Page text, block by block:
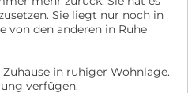
Sie liegt nur noch in
von den anderen in Ruhe
in ruhiger Wohnlage.
verfügen.